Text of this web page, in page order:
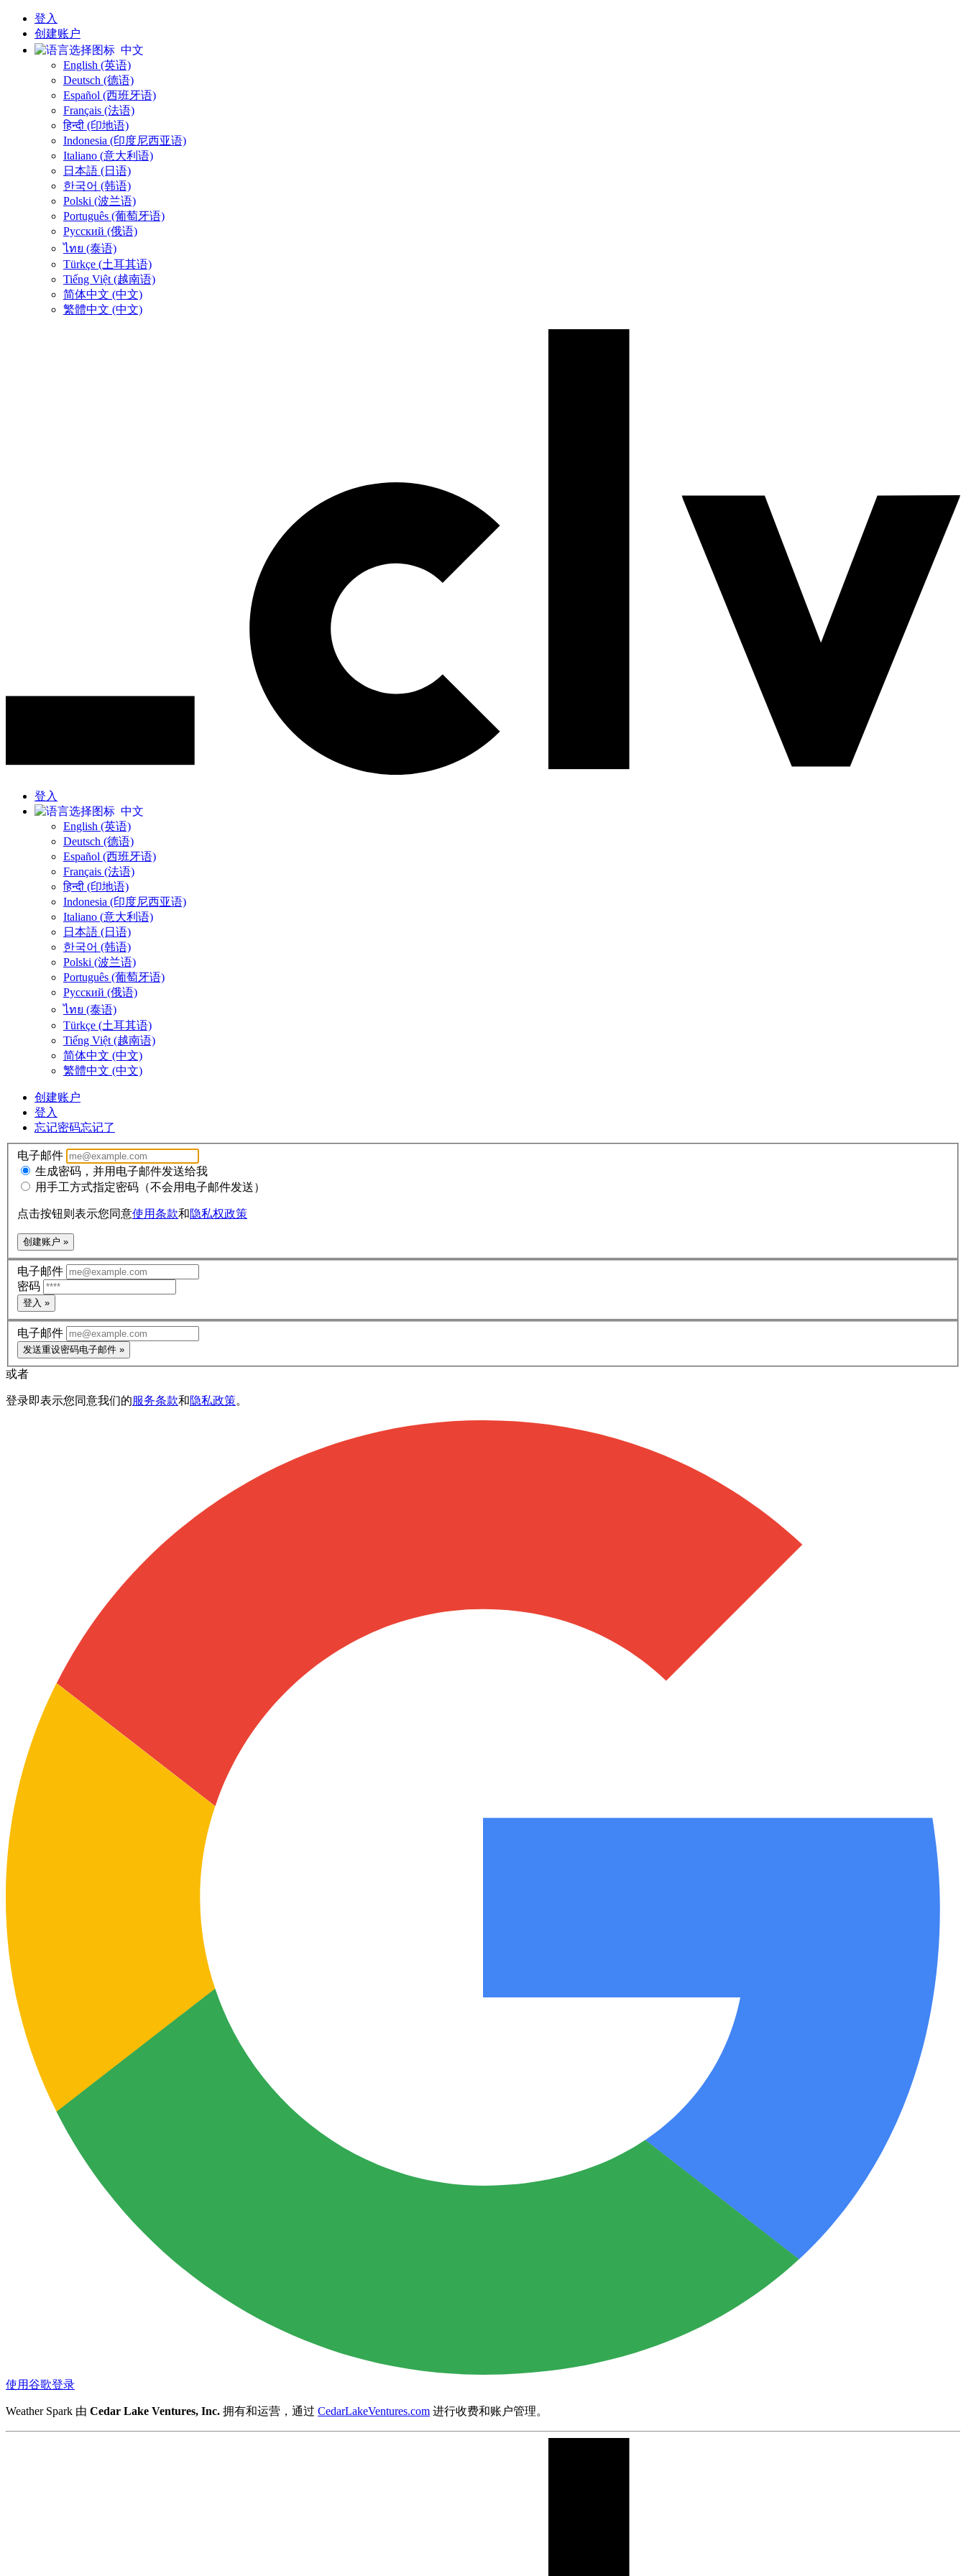
登入
创建账户
中文
English (英语)
Deutsch (德语)
Español (西班牙语)
Français (法语)
हिन्दी (印地语)
Indonesia (印度尼西亚语)
Italiano (意大利语)
日本語 (日语)
한국어 (韩语)
Polski (波兰语)
Português (葡萄牙语)
Русский (俄语)
ไทย (泰语)
Türkçe (土耳其语)
Tiếng Việt (越南语)
简体中文 (中文)
繁體中文 (中文)
登入
中文
English (英语)
Deutsch (德语)
Español (西班牙语)
Français (法语)
हिन्दी (印地语)
Indonesia (印度尼西亚语)
Italiano (意大利语)
日本語 (日语)
한국어 (韩语)
Polski (波兰语)
Português (葡萄牙语)
Русский (俄语)
ไทย (泰语)
Türkçe (土耳其语)
Tiếng Việt (越南语)
简体中文 (中文)
繁體中文 (中文)
创建账户
登入
忘记密码忘记了
电子邮件
生成密码，并用电子邮件发送给我
用手工方式指定密码（不会用电子邮件发送）
点击按钮则表示您同意使用条款和隐私权政策
创建账户 »
电子邮件
密码
登入 »
电子邮件
发送重设密码电子邮件 »
或者
登录即表示您同意我们的服务条款和隐私政策。
使用谷歌登录
Weather Spark 由 Cedar Lake Ventures, Inc. 拥有和运营，通过 CedarLakeVentures.com 进行收费和账户管理。